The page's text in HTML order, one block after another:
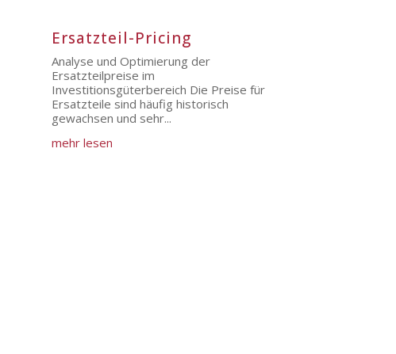
Ersatzteil-Pricing
Analyse und Optimierung der
Ersatzteilpreise im
Investitionsgüterbereich Die Preise für
Ersatzteile sind häufig historisch
gewachsen und sehr...
mehr lesen